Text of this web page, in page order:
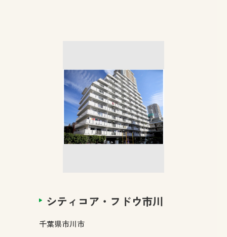
シティコア・フドウ市川
千葉県市川市